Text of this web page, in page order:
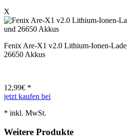
X
Fenix Are-X1 v2.0 Lithium-Ionen-
26650 Akkus
12,99€ *
jetzt kaufen bei
* inkl. MwSt.
Weitere Produkte